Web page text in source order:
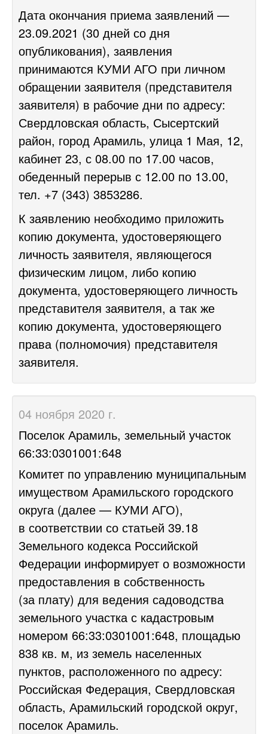
Дата окончания приема заявлений —
23.09.2021 (30 дней со дня
опубликования), заявления
принимаются КУМИ АГО при личном
обращении заявителя (представителя
заявителя) в рабочие дни по адресу:
Свердловская область, Сысертский
район, город Арамиль, улица 1 Мая, 12,
кабинет 23, с 08.00 по 17.00 часов,
обеденный перерыв с 12.00 по 13.00,
тел. +7 (343) 3853286.
К заявлению необходимо приложить
копию документа, удостоверяющего
личность заявителя, являющегося
физическим лицом, либо копию
документа, удостоверяющего личность
представителя заявителя, а так же
копию документа, удостоверяющего
права (полномочия) представителя
заявителя.
04 ноября 2020 г.
Поселок Арамиль, земельный участок
66:33:0301001:648
Комитет по управлению муниципальным
имуществом Арамильского городского
округа (далее — КУМИ АГО),
в соответствии со статьей 39.18
Земельного кодекса Российской
Федерации информирует о возможности
предоставления в собственность
(за плату) для ведения садоводства
земельного участка с кадастровым
номером 66:33:0301001:648, площадью
838 кв. м, из земель населенных
пунктов, расположенного по адресу:
Российская Федерация, Свердловская
область, Арамильский городской округ,
поселок Арамиль.